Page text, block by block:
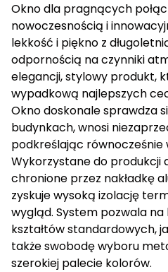
Okno dla pragnących
nowoczesnością i
lekkość i piękno z
odpornością na czynniki
elegancji, stylowy produkt,
wypadkową najlepszych
Okno doskonale sprawdza
budynkach, wnosi
podkreślając równocześnie
Wykorzystane do produkcji
chronione przez nakładkę
zyskuje wysoką izolację
wygląd. System pozwala
kształtów standardowych,
także swobodę wyboru
szerokiej palecie kolorów.